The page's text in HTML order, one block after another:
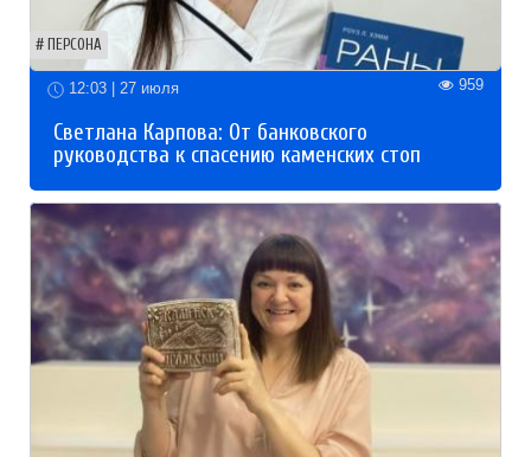
ПЕРСОНА
12:03 | 27 июля 959
Светлана Карпова: От банковского
руководства к спасению каменских стоп